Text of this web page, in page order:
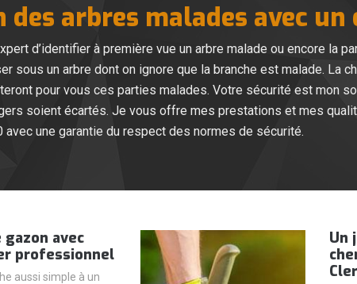
des arbres malades avec un
d’identifier à première vue un arbre malade ou encore la
sous un arbre dont on ignore que la branche est malade. La
pour vous ces parties malades. Votre sécurité est mon
soient écartés. Je vous offre mes prestations et mes
avec une garantie du respect des normes de sécurité.
avec
professionnel
aussi simple à un
Un